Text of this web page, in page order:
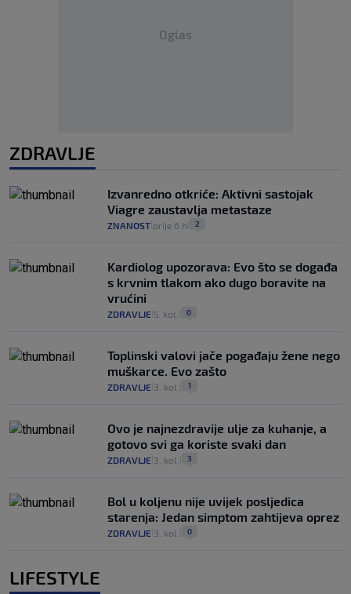
Oglas
ZDRAVLJE
Izvanredno otkriće: Aktivni sastojak
Viagre zaustavlja metastaze
ZNANOST prije 6 h 2
Kardiolog upozorava: Evo što se događa
s krvnim tlakom ako dugo boravite na
vrućini
ZDRAVLJE 5. kol. 0
Toplinski valovi jače pogađaju žene nego
muškarce. Evo zašto
ZDRAVLJE 3. kol. 1
Ovo je najnezdravije ulje za kuhanje, a
gotovo svi ga koriste svaki dan
ZDRAVLJE 3. kol. 3
Bol u koljenu nije uvijek posljedica
starenja: Jedan simptom zahtijeva oprez
ZDRAVLJE 3. kol. 0
LIFESTYLE